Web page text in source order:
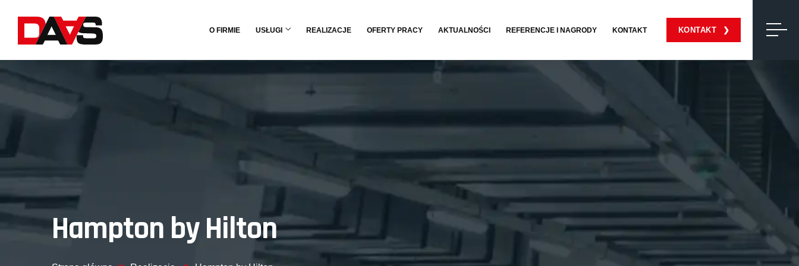
O FIRMIE USŁUGI REALIZACJE OFERTY PRACY AKTUALNOŚCI REFERENCJE I NAGRODY KONTAKT KONTAKT
Hampton by Hilton